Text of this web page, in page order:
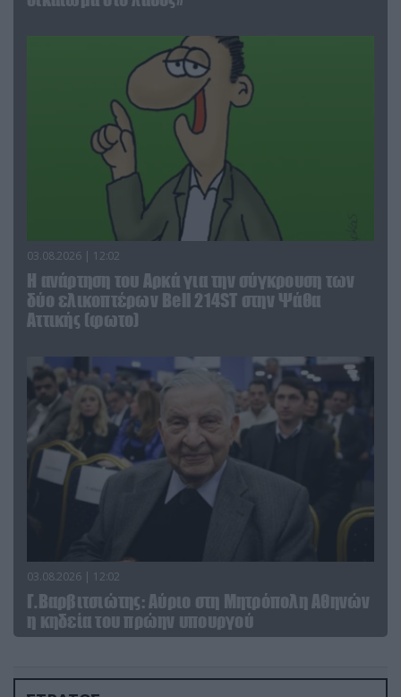
03.08.2026 | 12:02
Η ανάρτηση του Αρκά για την σύγκρουση των
δύο ελικοπτέρων Bell 214ST στην Ψάθα
Αττικής (φωτο)
03.08.2026 | 12:02
Γ.Βαρβιτσιώτης: Aύριο στη Μητρόπολη Αθηνών
η κηδεία του πρώην υπουργού